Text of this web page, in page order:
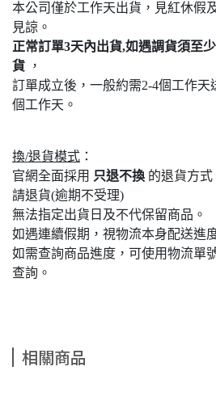
本公司僅於工作天出貨，見紅休假
見諒。
正常訂單3天內出貨,如遇調貨須至
貨 ，
訂單成立後，一般約需2-4個工作天
個工作天。
換/退貨模式 ：
官網全面採用 只退不換 的退貨方
請退貨(逾期不受理)
無法指定出貨日及不代保留商品。
如遇連續假期，視物流本身配送進
如需查詢商品進度，可使用物流單
查詢。
相關商品